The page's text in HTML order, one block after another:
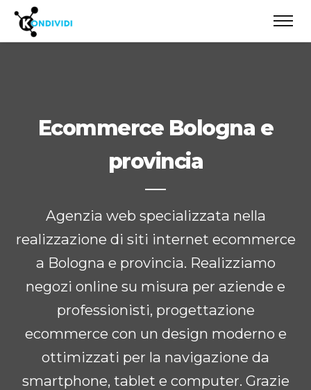
Ecommerce Bologna e
provincia
Agenzia web specializzata nella
realizzazione di siti internet ecommerce
a Bologna e provincia. Realizziamo
negozi online su misura per aziende e
professionisti, progettazione
ecommerce con un design moderno e
ottimizzati per la navigazione da
smartphone, tablet e computer. Grazie